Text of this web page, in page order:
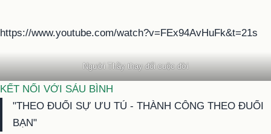
https://www.youtube.com/watch?v=FEx94AvHuFk&t=21s
Người Thầy thay đổi cuộc đời
KẾT NỐI VỚI SÁU BÌNH
"THEO ĐUỔI SỰ ƯU TÚ - THÀNH CÔNG THEO ĐUỔI
BẠN"